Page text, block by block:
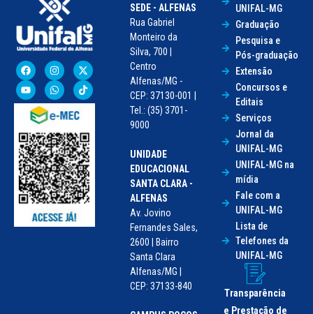
SEDE - ALFENAS
Rua Gabriel
Monteiro da
Silva, 700 |
Centro
Alfenas/MG -
CEP: 37130-001 |
Tel.: (35) 3701-
9000
UNIDADE
EDUCACIONAL
SANTA CLARA -
ALFENAS
Av. Jovino
Fernandes Sales,
2600 | Bairro
Santa Clara
Alfenas/MG |
CEP: 37133-840
UNIFAL-MG
Graduação
Pesquisa e
Pós-graduação
Extensão
Concursos e
Editais
Serviços
Jornal da
UNIFAL-MG
UNIFAL-MG na
mídia
Fale com a
UNIFAL-MG
Lista de
Telefones da
UNIFAL-MG
Transparência
e Prestação de